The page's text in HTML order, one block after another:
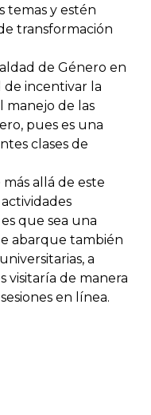
temas y estén
transformación
de Género en
de incentivar la
manejo de las
pues es una
clases de
allá de este
que sea una
abarque también
a
visitaría de manera
en línea.